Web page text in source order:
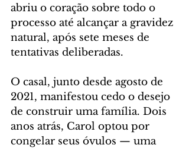
abriu o coração sobre todo o
processo até alcançar a gravidez
natural, após sete meses de
tentativas deliberadas.
O casal, junto desde agosto de
2021, manifestou cedo o desejo
de construir uma família. Dois
anos atrás, Carol optou por
congelar seus óvulos — uma